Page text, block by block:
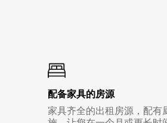
配备家具的房源
家具齐全的出租房源，配有